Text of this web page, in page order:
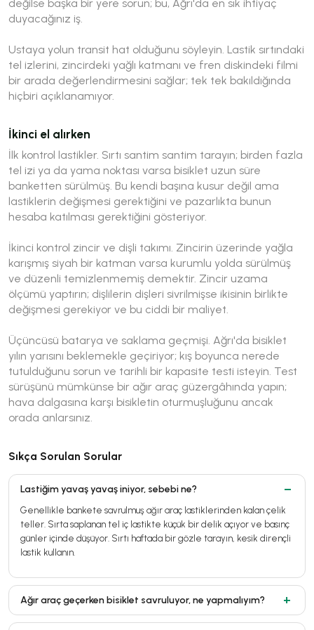
değilse başka bir yere sorun; bu, Ağrı'da en sık ihtiyaç
duyacağınız iş.
Ustaya yolun transit hat olduğunu söyleyin. Lastik sırtındaki
tel izlerini, zincirdeki yağlı katmanı ve fren diskindeki filmi
bir arada değerlendirmesini sağlar; tek tek bakıldığında
hiçbiri açıklanamıyor.
İkinci el alırken
İlk kontrol lastikler. Sırtı santim santim tarayın; birden fazla
tel izi ya da yama noktası varsa bisiklet uzun süre
banketten sürülmüş. Bu kendi başına kusur değil ama
lastiklerin değişmesi gerektiğini ve pazarlıkta bunun
hesaba katılması gerektiğini gösteriyor.
İkinci kontrol zincir ve dişli takımı. Zincirin üzerinde yağla
karışmış siyah bir katman varsa kurumlu yolda sürülmüş
ve düzenli temizlenmemiş demektir. Zincir uzama
ölçümü yaptırın; dişlilerin dişleri sivrilmişse ikisinin birlikte
değişmesi gerekiyor ve bu ciddi bir maliyet.
Üçüncüsü batarya ve saklama geçmişi. Ağrı'da bisiklet
yılın yarısını beklemekle geçiriyor; kış boyunca nerede
tutulduğunu sorun ve tarihli bir kapasite testi isteyin. Test
sürüşünü mümkünse bir ağır araç güzergâhında yapın;
hava dalgasına karşı bisikletin oturmuşluğunu ancak
orada anlarsınız.
Sıkça Sorulan Sorular
Lastiğim yavaş yavaş iniyor, sebebi ne?
Genellikle bankete savrulmuş ağır araç lastiklerinden kalan çelik
teller. Sırta saplanan tel iç lastikte küçük bir delik açıyor ve basınç
günler içinde düşüyor. Sırtı haftada bir gözle tarayın, kesik dirençli
lastik kullanın.
Ağır araç geçerken bisiklet savruluyor, ne yapmalıyım?